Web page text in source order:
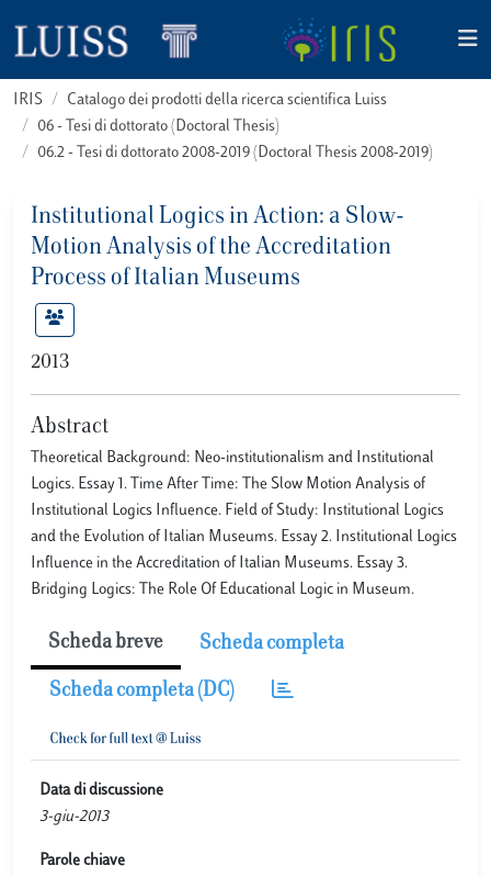
IRIS
Catalogo dei prodotti della ricerca scientifica Luiss
06 - Tesi di dottorato (Doctoral Thesis)
06.2 - Tesi di dottorato 2008-2019 (Doctoral Thesis 2008-2019)
Institutional Logics in Action: a Slow-
Motion Analysis of the Accreditation
Process of Italian Museums
2013
Abstract
Theoretical Background: Neo-institutionalism and Institutional
Logics. Essay 1. Time After Time: The Slow Motion Analysis of
Institutional Logics Influence. Field of Study: Institutional Logics
and the Evolution of Italian Museums. Essay 2. Institutional Logics
Influence in the Accreditation of Italian Museums. Essay 3.
Bridging Logics: The Role Of Educational Logic in Museum.
Scheda breve Scheda completa
Scheda completa (DC)
Data di discussione
3-giu-2013
Parole chiave